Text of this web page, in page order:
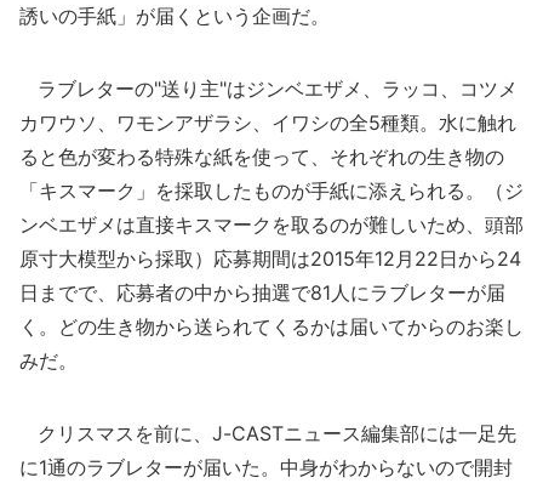
誘いの手紙」が届くという企画だ。
ラブレターの"送り主"はジンベエザメ、ラッコ、コツメ
カワウソ、ワモンアザラシ、イワシの全5種類。水に触れ
ると色が変わる特殊な紙を使って、それぞれの生き物の
「キスマーク」を採取したものが手紙に添えられる。（ジ
ンベエザメは直接キスマークを取るのが難しいため、頭部
原寸大模型から採取）応募期間は2015年12月22日から24
日までで、応募者の中から抽選で81人にラブレターが届
く。どの生き物から送られてくるかは届いてからのお楽し
みだ。
クリスマスを前に、J-CASTニュース編集部には一足先
に1通のラブレターが届いた。中身がわからないので開封